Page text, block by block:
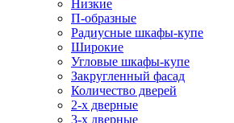
Низкие
П-образные
Радиусные шкафы-купе
Широкие
Угловые шкафы-купе
Закругленный фасад
Количество дверей
2-х дверные
3-х дверные